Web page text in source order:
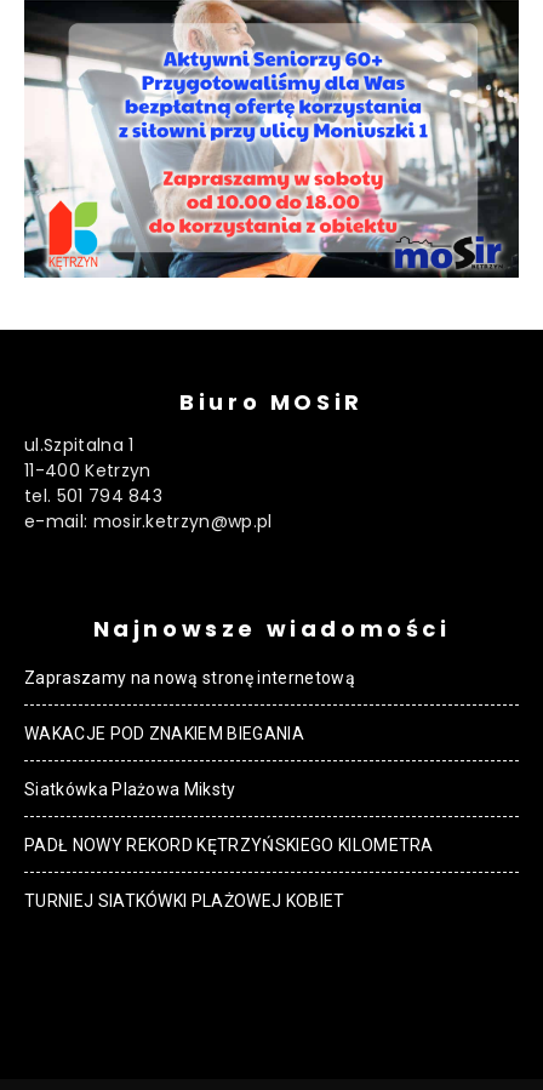
Biuro MOSiR
ul.Szpitalna 1
11-400 Ketrzyn
tel. 501 794 843
e-mail: mosir.ketrzyn@wp.pl
Najnowsze wiadomości
Zapraszamy na nową stronę internetową
WAKACJE POD ZNAKIEM BIEGANIA
Siatkówka Plażowa Miksty
PADŁ NOWY REKORD KĘTRZYŃSKIEGO KILOMETRA
TURNIEJ SIATKÓWKI PLAŻOWEJ KOBIET